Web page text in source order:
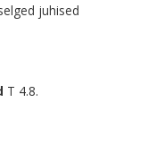
juhised
T 4.8.